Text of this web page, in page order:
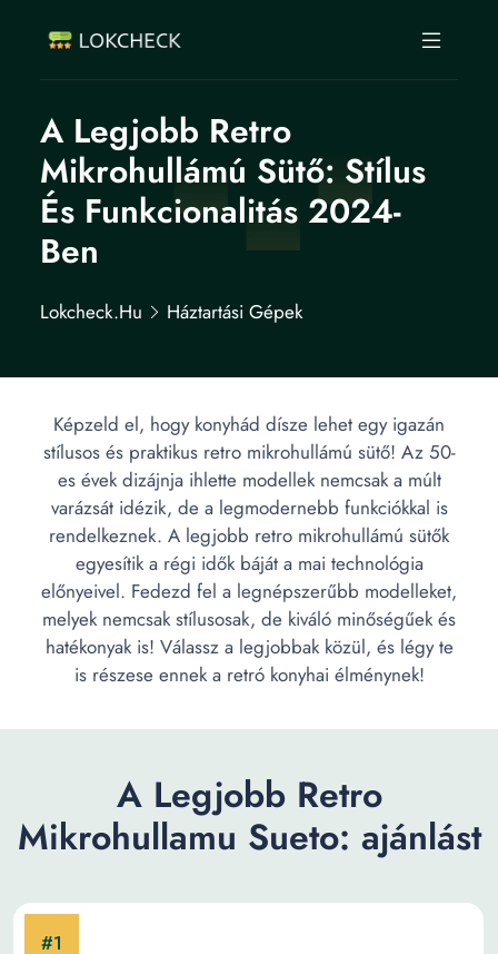
A Legjobb Retro
Mikrohullámú Sütő: Stílus
És Funkcionalitás 2024-
Ben
Lokcheck.hu Háztartási Gépek
Képzeld el, hogy konyhád dísze lehet egy igazán
stílusos és praktikus retro mikrohullámú sütő! Az 50-
es évek dizájnja ihlette modellek nemcsak a múlt
varázsát idézik, de a legmodernebb funkciókkal is
rendelkeznek. A legjobb retro mikrohullámú sütők
egyesítik a régi idők báját a mai technológia
előnyeivel. Fedezd fel a legnépszerűbb modelleket,
melyek nemcsak stílusosak, de kiváló minőségűek és
hatékonyak is! Válassz a legjobbak közül, és légy te
is részese ennek a retró konyhai élménynek!
A Legjobb Retro
Mikrohullamu Sueto: ajánlást